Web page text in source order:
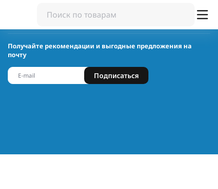
Получайте рекомендации и выгодные предложения на
почту
Подписаться